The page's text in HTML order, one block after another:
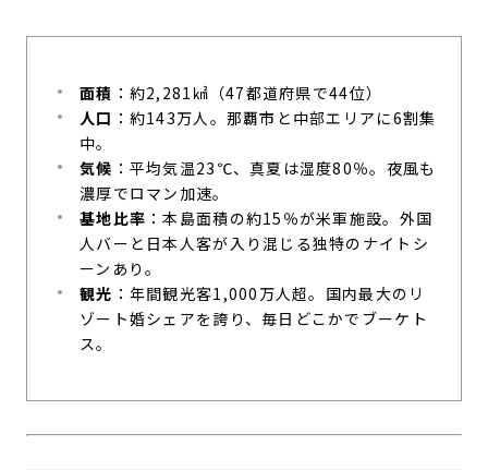
面積 ：約2,281㎢（47都道府県で44位）
人口 ：約143万人。那覇市と中部エリアに6割集
中。
気候 ：平均気温23℃、真夏は湿度80％。夜風も
濃厚でロマン加速。
基地比率 ：本島面積の約15％が米軍施設。外国
人バーと日本人客が入り混じる独特のナイトシ
ーンあり。
観光 ：年間観光客1,000万人超。国内最大のリ
ゾート婚シェアを誇り、毎日どこかでブーケト
ス。